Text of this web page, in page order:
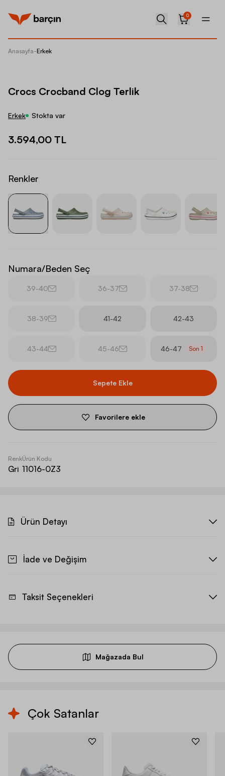
0
Anasayfa-Erkek
Crocs Crocband Clog Terlik
Erkek Stokta var
3.594,00 TL
Renkler
Numara/Beden Seç
39-40 36-37 37-38
38-39 41-42 42-43
43-44 45-46 46-47 Son1
Sepete Ekle
Favorilere ekle
Renk
Gri
Ürün Kodu
11016-0Z3
Ürün Detayı
İade ve Değişim
Taksit Seçenekleri
Mağazada Bul
Çok Satanlar